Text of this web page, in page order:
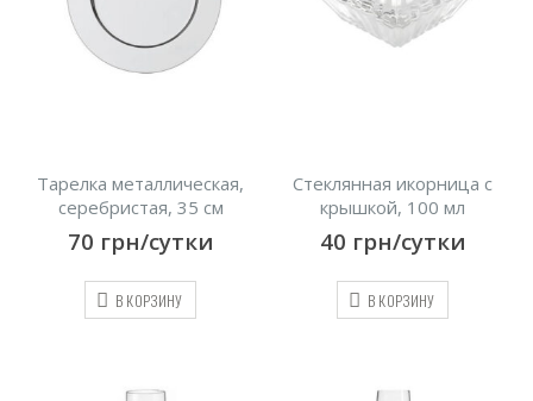
Тарелка металлическая,
серебристая, 35 см
70 грн/сутки
В КОРЗИНУ
Стеклянная икорница с
крышкой, 100 мл
40 грн/сутки
В КОРЗИНУ